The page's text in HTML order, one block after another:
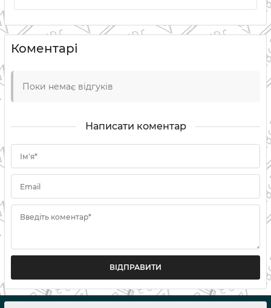
Коментарі
Поки немає відгуків
Написати коментар
Ім'я*
Email
Введіть коментар*
ВІДПРАВИТИ